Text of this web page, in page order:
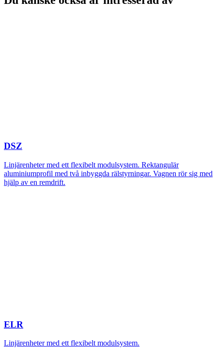
DSZ
Linjärenheter med ett flexibelt modulsystem. Rektangulär
aluminiumprofil med två inbyggda rälstyrningar. Vagnen rör sig med
hjälp av en remdrift.
ELR
Linjärenheter med ett flexibelt modulsystem.